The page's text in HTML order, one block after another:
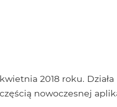
2018 roku.
nowoczesnej